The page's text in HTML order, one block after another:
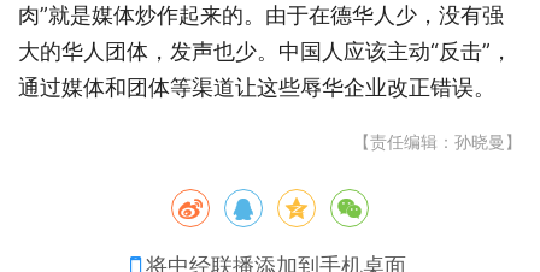
肉”就是媒体炒作起来的。由于在德华人少，没有强
大的华人团体，发声也少。中国人应该主动“反击”，
通过媒体和团体等渠道让这些辱华企业改正错误。
【责任编辑：孙晓曼】
将中经联播添加到手机桌面